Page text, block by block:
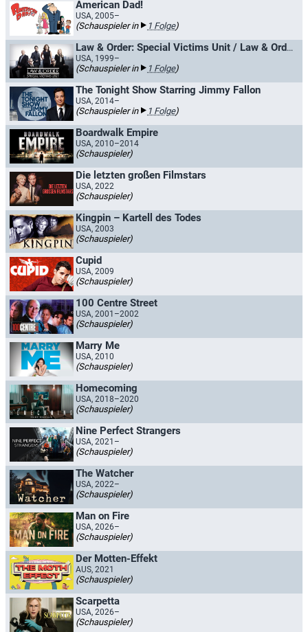
American Dad!
USA, 2005–
(Schauspieler in 1 Folge)
Law & Order: Special Victims Unit / Law & Order: New York
USA, 1999–
(Schauspieler in 1 Folge)
The Tonight Show Starring Jimmy Fallon
USA, 2014–
(Schauspieler in 1 Folge)
Boardwalk Empire
USA, 2010–2014
(Schauspieler)
Die letzten großen Filmstars
USA, 2022
(Schauspieler)
Kingpin – Kartell des Todes
USA, 2003
(Schauspieler)
Cupid
USA, 2009
(Schauspieler)
100 Centre Street
USA, 2001–2002
(Schauspieler)
Marry Me
USA, 2010
(Schauspieler)
Homecoming
USA, 2018–2020
(Schauspieler)
Nine Perfect Strangers
USA, 2021–
(Schauspieler)
The Watcher
USA, 2022–
(Schauspieler)
Man on Fire
USA, 2026–
(Schauspieler)
Der Motten-Effekt
AUS, 2021
(Schauspieler)
Scarpetta
USA, 2026–
(Schauspieler)